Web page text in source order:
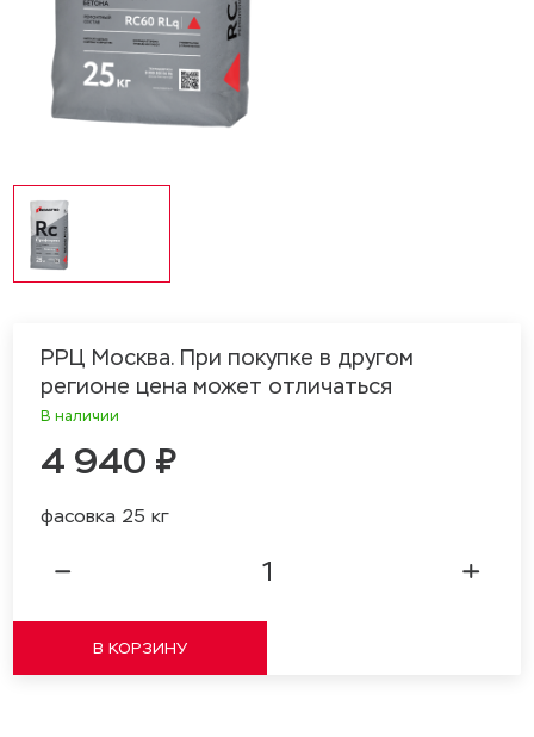
РРЦ Москва. При покупке в другом
регионе цена может отличаться
В наличии
4 940 ₽
фасовка 25 кг